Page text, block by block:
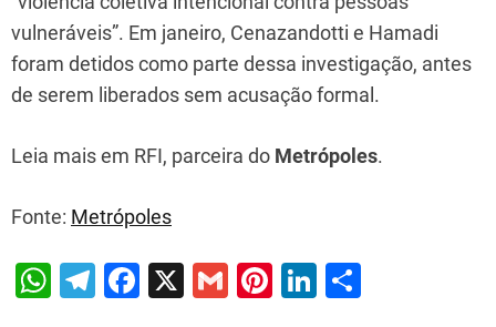
vulneráveis”. Em janeiro, Cenazandotti e Hamadi
foram detidos como parte dessa investigação, antes
de serem liberados sem acusação formal.
Leia mais em RFI, parceira do Metrópoles.
Fonte: Metrópoles
W T
F
X
G
Pi Li